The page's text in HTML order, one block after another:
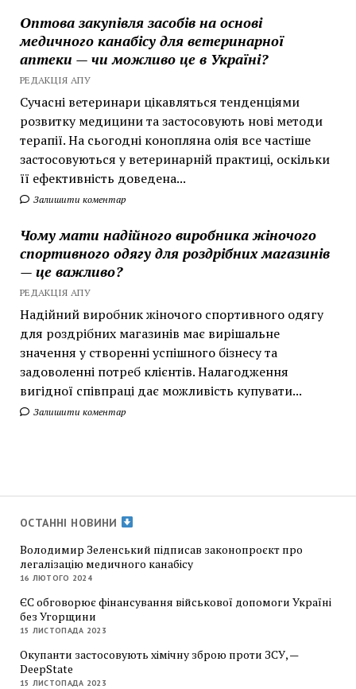
Оптова закупівля засобів на основі
медичного канабісу для ветеринарної
аптеки — чи можливо це в Україні?
РЕДАКЦІЯ АПУ
Сучасні ветеринари цікавляться тенденціями
розвитку медицини та застосовують нові методи
терапії. На сьогодні конопляна олія все частіше
застосовуються у ветеринарній практиці, оскільки
її ефективність доведена...
Залишити коментар
Чому мати надійного виробника жіночого
спортивного одягу для роздрібних магазинів
— це важливо?
РЕДАКЦІЯ АПУ
Надійний виробник жіночого спортивного одягу
для роздрібних магазинів має вирішальне
значення у створенні успішного бізнесу та
задоволенні потреб клієнтів. Налагодження
вигідної співпраці дає можливість купувати...
Залишити коментар
ОСТАННІ НОВИНИ
Володимир Зеленський підписав законопроєкт про
легалізацію медичного канабісу
16 ЛЮТОГО 2024
ЄС обговорює фінансування військової допомоги Україні
без Угорщини
15 ЛИСТОПАДА 2023
Окупанти застосовують хімічну зброю проти ЗСУ, —
DeepState
15 ЛИСТОПАДА 2023